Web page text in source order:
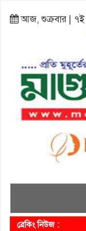
আজ, শুক্রবার | ৭ই
ব্রেকিং নিউজ :